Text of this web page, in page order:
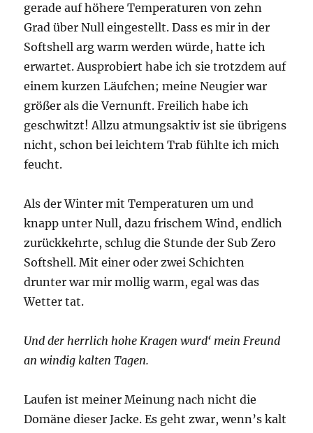
gerade auf höhere Temperaturen von zehn
Grad über Null eingestellt. Dass es mir in der
Softshell arg warm werden würde, hatte ich
erwartet. Ausprobiert habe ich sie trotzdem auf
einem kurzen Läufchen; meine Neugier war
größer als die Vernunft. Freilich habe ich
geschwitzt! Allzu atmungsaktiv ist sie übrigens
nicht, schon bei leichtem Trab fühlte ich mich
feucht.
Als der Winter mit Temperaturen um und
knapp unter Null, dazu frischem Wind, endlich
zurückkehrte, schlug die Stunde der Sub Zero
Softshell. Mit einer oder zwei Schichten
drunter war mir mollig warm, egal was das
Wetter tat.
Und der herrlich hohe Kragen wurd‘ mein Freund
an windig kalten Tagen.
Laufen ist meiner Meinung nach nicht die
Domäne dieser Jacke. Es geht zwar, wenn’s kalt